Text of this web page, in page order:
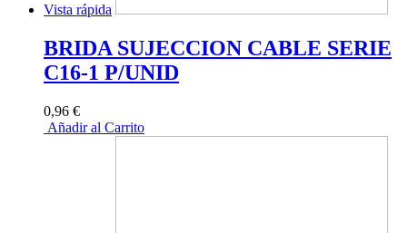
Vista rápida
BRIDA SUJECCION CABLE SERIE
C16-1 P/UNID
0,96 €
Añadir al Carrito